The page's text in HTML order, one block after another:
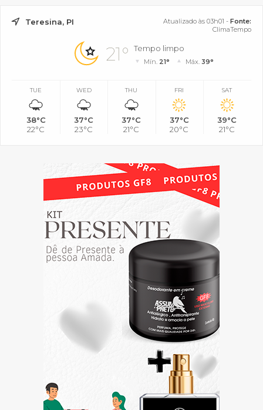
Teresina, PI Atualizado às 03h01 - Fonte:
ClimaTempo
21° Tempo limpo
Mín. 21° Máx. 39°
TUE
38°C
22°C
WED
37°C
23°C
THU
37°C
21°C
FRI
37°C
20°C
SAT
39°C
21°C